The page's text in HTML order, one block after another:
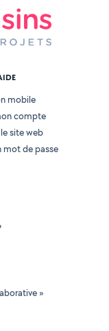
mobile
compte
site web
de passe
»